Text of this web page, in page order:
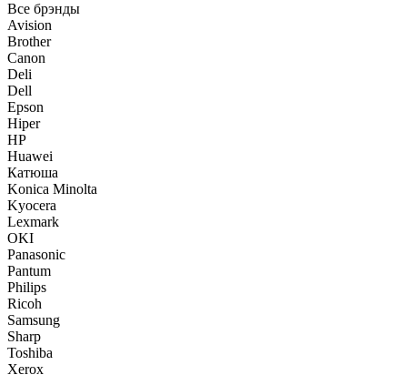
Все брэнды
Avision
Brother
Canon
Deli
Dell
Epson
Hiper
HP
Huawei
Катюша
Konica Minolta
Kyocera
Lexmark
OKI
Panasonic
Pantum
Philips
Ricoh
Samsung
Sharp
Toshiba
Xerox